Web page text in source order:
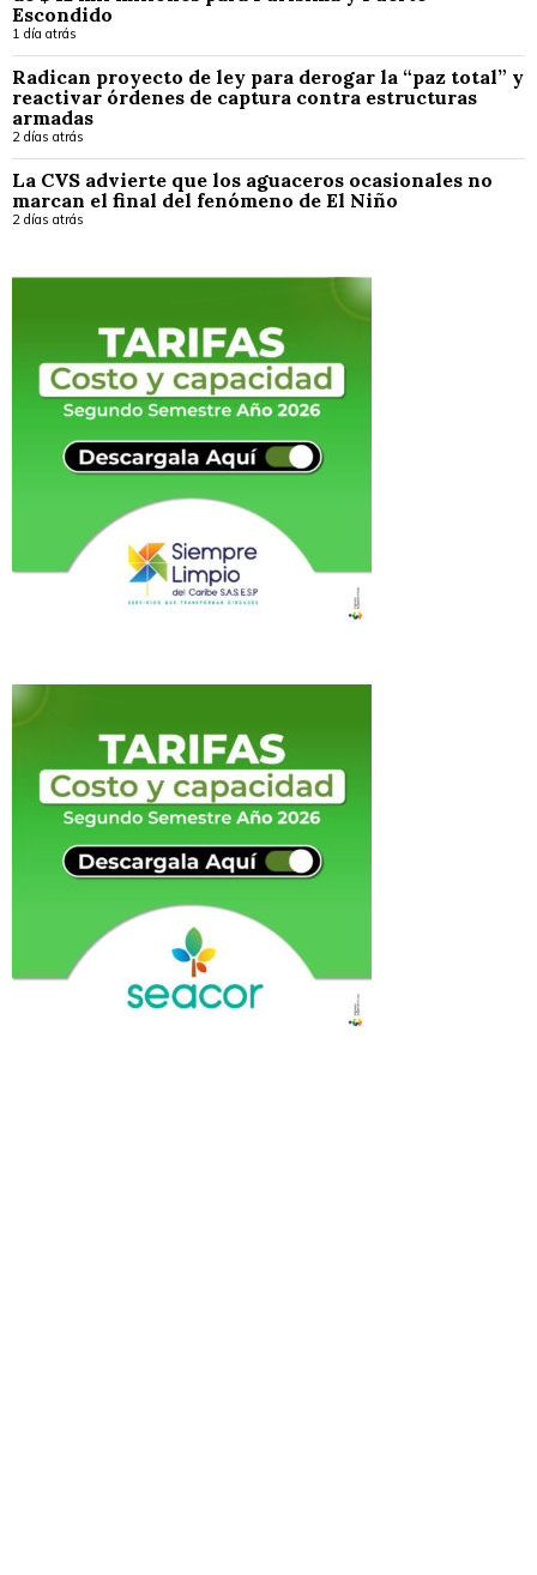
Escondido
1 día atrás
Radican proyecto de ley para derogar la “paz total” y
reactivar órdenes de captura contra estructuras
armadas
2 días atrás
La CVS advierte que los aguaceros ocasionales no
marcan el final del fenómeno de El Niño
2 días atrás